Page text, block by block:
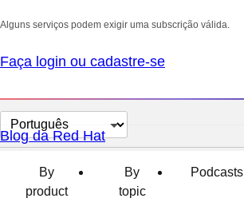
Alguns serviços podem exigir uma subscrição válida.
Faça login ou cadastre-se
Selecionar
idioma
Blog da Red Hat
By
product
By
topic
Podcasts